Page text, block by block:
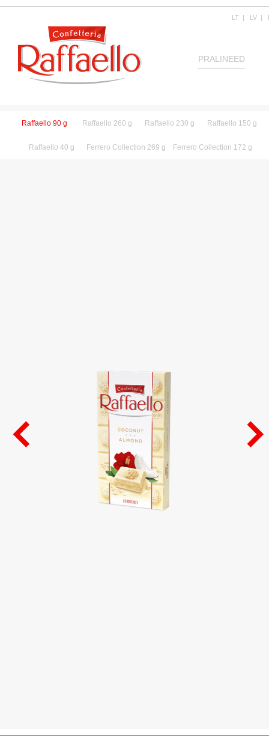
LT | LV |
PRALINEED
Raffaello 90 g Raffaello 260 g Raffaello 230 g Raffaello 150 g
Raffaello 40 g Ferrero Collection 269 g Ferrero Collection 172 g